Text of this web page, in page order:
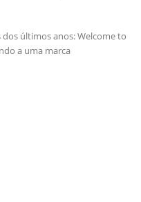
últimos anos: Welcome to
a uma marca